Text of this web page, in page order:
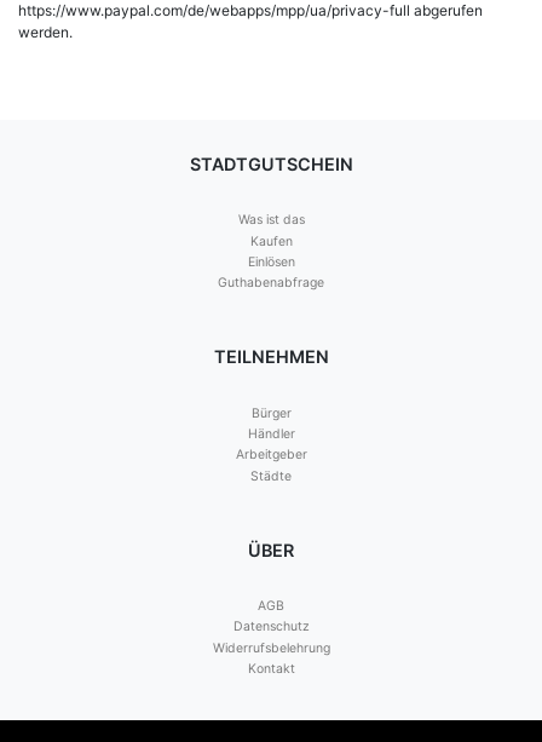
https://www.paypal.com/de/webapps/mpp/ua/privacy-full abgerufen
werden.
STADTGUTSCHEIN
Was ist das
Kaufen
Einlösen
Guthabenabfrage
TEILNEHMEN
Bürger
Händler
Arbeitgeber
Städte
ÜBER
AGB
Datenschutz
Widerrufsbelehrung
Kontakt